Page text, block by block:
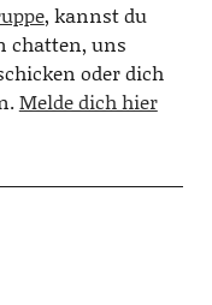
, kannst du
chatten, uns
oder dich
Melde dich hier